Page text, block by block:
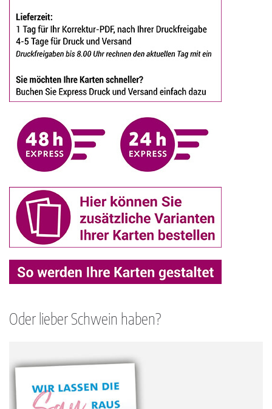
Oder lieber Schwein haben?